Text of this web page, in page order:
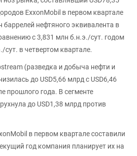
ExxonMobil в первом квартале
баррелей нефтяного эквивалента в
с 3,831 млн б.н.э./сут. годом
сут. в четвертом квартале.
(разведка и добыча нефти и
до USD5,66 млрд с USD6,46
прошлого года. В сегменте
до USD1,38 млрд против
в первом квартале составили
год компания планирует их на